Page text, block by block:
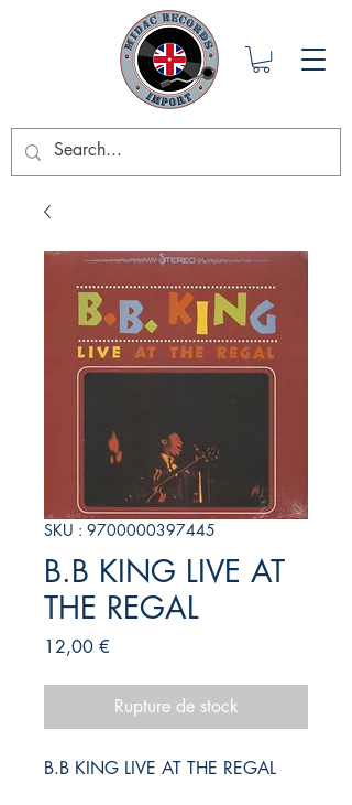
SKU : 9700000397445
B.B KING LIVE AT
THE REGAL
12,00 €Prix
Rupture de stock
B.B KING LIVE AT THE REGAL